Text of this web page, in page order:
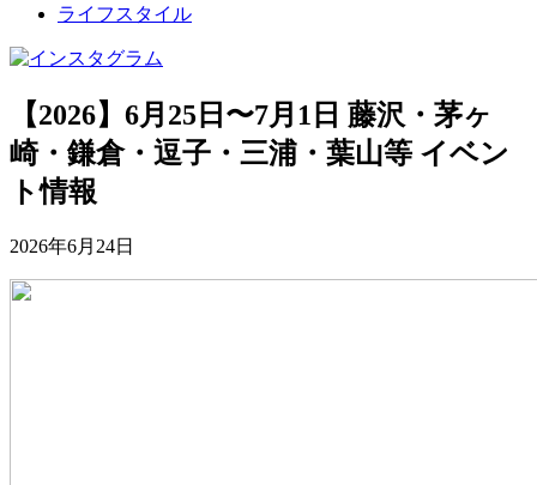
ライフスタイル
【2026】6月25日〜7月1日 藤沢・茅ヶ
崎・鎌倉・逗子・三浦・葉山等 イベン
ト情報
2026年6月24日